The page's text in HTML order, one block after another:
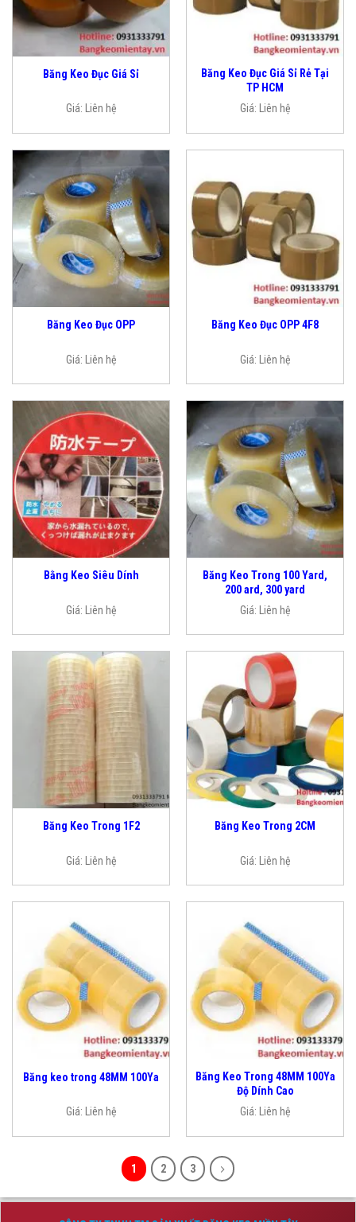
Băng Keo Đục Giá Sỉ
Giá: Liên hệ
Băng Keo Đục Giá Sỉ Rẻ Tại
TP HCM
Giá: Liên hệ
Băng Keo Đục OPP
Giá: Liên hệ
Băng Keo Đục OPP 4F8
Giá: Liên hệ
Bằng Keo Siêu Dính
Giá: Liên hệ
Băng Keo Trong 100 Yard,
200 ard, 300 yard
Giá:
Liên hệ
Băng Keo Trong 1F2
Giá: Liên hệ
Băng Keo Trong 2CM
Giá: Liên hệ
Băng keo trong 48MM 100Ya
Giá: Liên hệ
Băng Keo Trong 48MM 100Ya
Độ Dính Cao
Giá:
Liên hệ
1 2 3